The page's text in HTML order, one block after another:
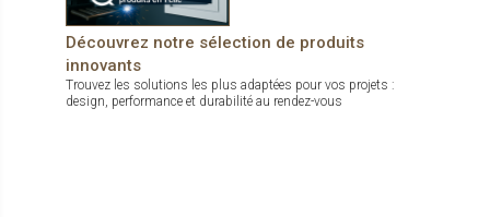
Découvrez notre sélection de produits
innovants
Trouvez les solutions les plus adaptées pour vos projets :
design, performance et durabilité au rendez-vous